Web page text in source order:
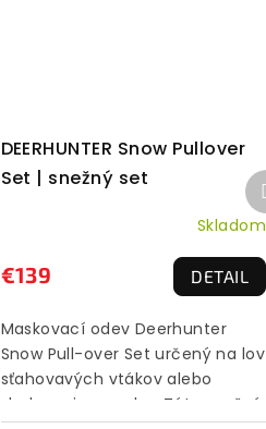
DEERHUNTER Snow Pullover
Set | snežný set
produktu
3,0
z
5
hviezdičiek.
Skladom
€139 DETAIL
Maskovací odev Deerhunter
Snow Pull-over Set určený na lov
sťahovavých vtákov alebo
sledovanie v snehu. Táto snežná